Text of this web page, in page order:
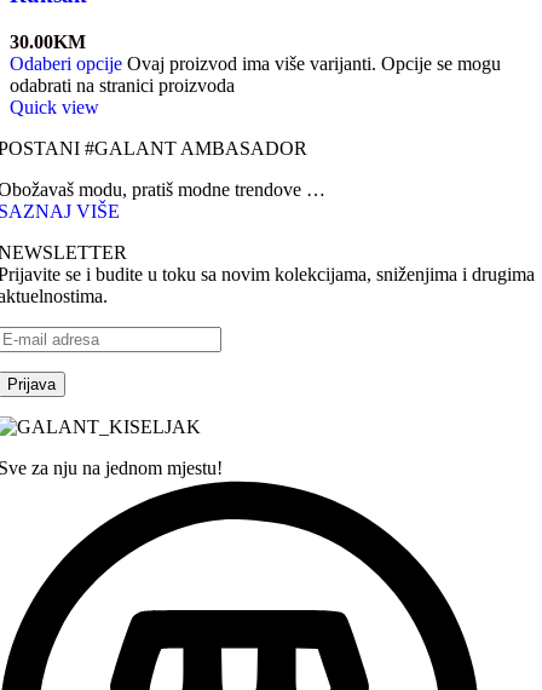
30.00KM
Odaberi opcije Ovaj proizvod ima više varijanti. Opcije se mogu
odabrati na stranici proizvoda
Quick view
#GALANT AMBASADOR
modu, pratiš modne trendove …
VIŠE
se i budite u toku sa novim kolekcijama, sniženjima i drugima
za nju na jednom mjestu!